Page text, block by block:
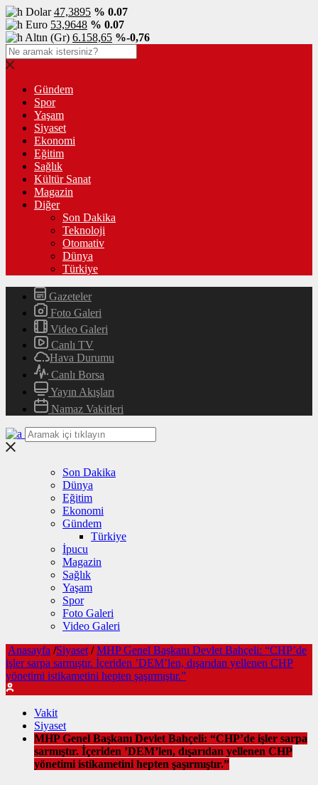
Dolar47,3895 % 0.07
Euro 53,9648 % 0.07
Altın (Gr) 6.158,65 %-0,76
Gündem
Spor
Yaşam
Siyaset
Ekonomi
Eğitim
Sağlık
Kültür Sanat
Magazin
Diğer
Son Dakika
Teknoloji
Otomativ
Dünya
Türkiye
Gazeteler
Foto Galeri
Video Galeri
Canlı TV
Hava Durumu
Canlı Borsa
Yayın Akışları
Namaz Vakitleri
Son Dakika
Dünya
Eğitim
Ekonomi
Gündem
Türkiye
İpucu
Magazin
Sağlık
Yaşam
Spor
Foto Galeri
Video Galeri
Anasayfa /Siyaset / MHP Genel Başkanı Devlet Bahçeli: “CHP’de
işler sarpa sarmıştır. İçeriden ’DEM’len, dışarıdan yellenen CHP
yönetimi istikametini hepten şaşırmıştır.”
Vakit
Siyaset
MHP Genel Başkanı Devlet Bahçeli: “CHP’de işler sarpa
sarmıştır. İçeriden ’DEM’len, dışarıdan yellenen CHP
yönetimi istikametini hepten şaşırmıştır.”